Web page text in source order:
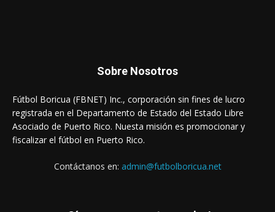
Sobre Nosotros
Fútbol Boricua (FBNET) Inc., corporación sin fines de lucro
registrada en el Departamento de Estado del Estado Libre
Asociado de Puerto Rico. Nuesta misión es promocionar y
fiscalizar el fútbol en Puerto Rico.
Contáctanos en: admin@futbolboricua.net